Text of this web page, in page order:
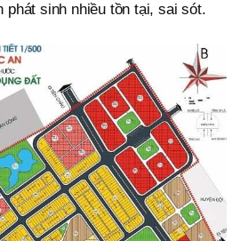
phát sinh nhiều tồn tại, sai sót.